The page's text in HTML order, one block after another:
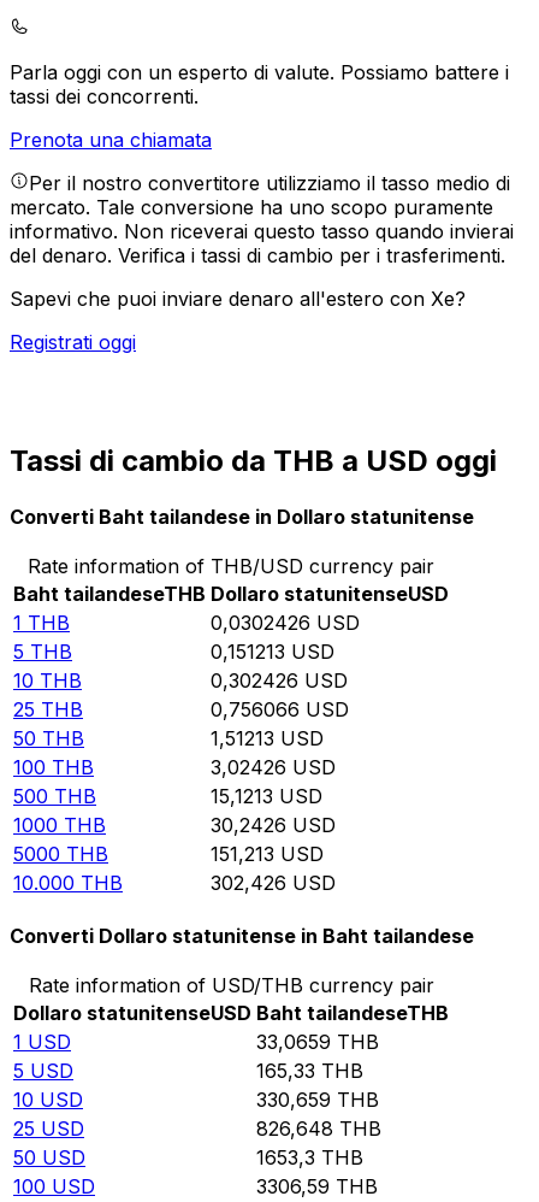
Parla oggi con un esperto di valute. Possiamo battere i
tassi dei concorrenti.
Prenota una chiamata
Per il nostro convertitore utilizziamo il tasso medio di
mercato. Tale conversione ha uno scopo puramente
informativo. Non riceverai questo tasso quando invierai
del denaro. Verifica i tassi di cambio per i trasferimenti.
Sapevi che puoi inviare denaro all'estero con Xe?
Registrati oggi
Tassi di cambio da THB a USD oggi
Converti Baht tailandese in Dollaro statunitense
Rate information of THB/USD currency pair
Baht tailandeseTHB Dollaro statunitenseUSD
1 THB 0,0302426 USD
5 THB 0,151213 USD
10 THB 0,302426 USD
25 THB 0,756066 USD
50 THB 1,51213 USD
100 THB 3,02426 USD
500 THB 15,1213 USD
1000 THB 30,2426 USD
5000 THB 151,213 USD
10.000 THB 302,426 USD
Converti Dollaro statunitense in Baht tailandese
Rate information of USD/THB currency pair
Dollaro statunitenseUSD Baht tailandeseTHB
1 USD 33,0659 THB
5 USD 165,33 THB
10 USD 330,659 THB
25 USD 826,648 THB
50 USD 1653,3 THB
100 USD 3306,59 THB